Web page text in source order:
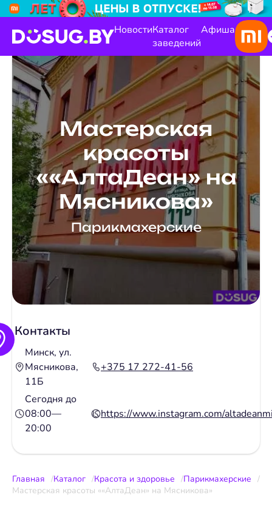
НовостиКаталог
заведений
Афиша
Мастерская
красоты
««АлтаДеан» на
Мясникова»
Парикмахерские
Контакты
Минск, ул.
Мясникова,
11Б
+375 17 272-41-56
Сегодня до
08:00—
20:00
https://www.instagram.com/
Главная Каталог Красота и здоровье
Парикмахерские
Мастерская красоты ««АлтаДеан» на Мясникова»